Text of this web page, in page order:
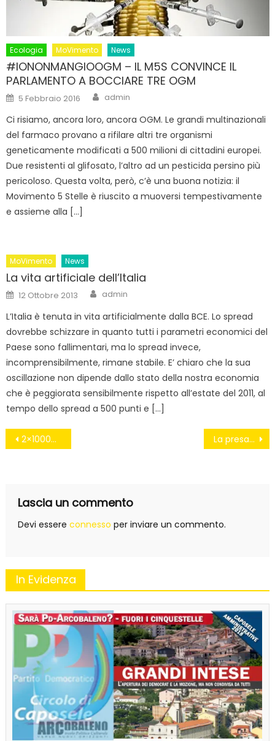
Ecologia MoVimento News
#IONONMANGIOOGM – IL M5S CONVINCE IL
PARLAMENTO A BOCCIARE TRE OGM
Posted
on
5 Febbraio 2016 Author
admin
Ci risiamo, ancora loro, ancora OGM. Le grandi multinazionali
del farmaco provano a rifilare altri tre organismi
geneticamente modificati a 500 milioni di cittadini europei.
Due resistenti al glifosato, l’altro ad un pesticida persino più
pericoloso. Questa volta, però, c’è una buona notizia: il
Movimento 5 Stelle è riuscito a muoversi tempestivamente
e assieme alla […]
MoVimento News
La vita artificiale dell’Italia
Posted
on
12 Ottobre 2013 Author
admin
L’Italia è tenuta in vita artificialmente dalla BCE. Lo spread
dovrebbe schizzare in quanto tutti i parametri economici del
Paese sono fallimentari, ma lo spread invece,
incomprensibilmente, rimane stabile. E’ chiaro che la sua
oscillazione non dipende dallo stato della nostra economia
che è peggiorata sensibilmente rispetto all’estate del 2011, al
tempo dello spread a 500 punti e […]
Navigazione
2×1000… NO grazie! La presa per il culo ai pensionati da parte del Governo
Lascia un commento
Devi essere connesso per inviare un commento.
In Evidenza